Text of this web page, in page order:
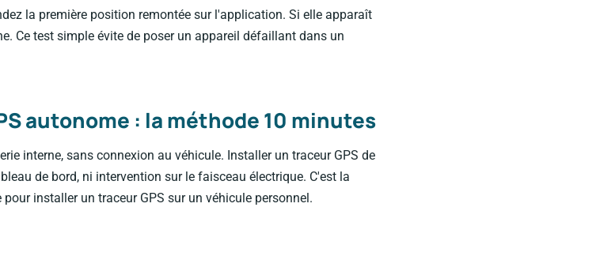
la première position remontée sur l'application. Si elle apparaît
Ce test simple évite de poser un appareil défaillant dans un
autonome : la méthode 10 minutes
interne, sans connexion au véhicule. Installer un traceur GPS de
de bord, ni intervention sur le faisceau électrique. C'est la
installer un traceur GPS sur un véhicule personnel.